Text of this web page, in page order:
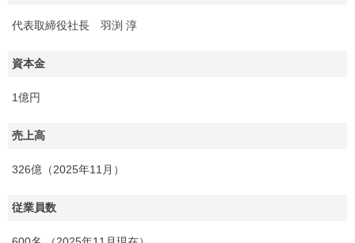
代表取締役社長 羽渕 淳
資本金
1億円
売上高
326億（2025年11月）
従業員数